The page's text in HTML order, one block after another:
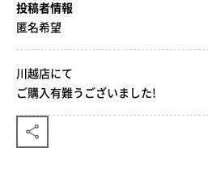
投稿者情報
匿名希望
川越店にて
ご購入有難うございました!